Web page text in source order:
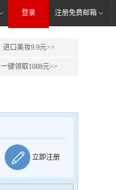
登录 注册免费邮箱
进口美妆9.9元>>
一键领取1088元>>
立即注册